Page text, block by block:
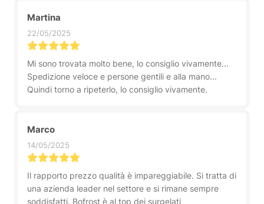
Martina
22/05/2025
Mi sono trovata molto bene, lo consiglio vivamente...
Spedizione veloce e persone gentili e alla mano...
Quindi torno a ripeterlo, lo consiglio vivamente.
Marco
14/05/2025
Il rapporto prezzo qualità è impareggiabile. Si tratta di
una azienda leader nel settore e si rimane sempre
soddisfatti. Bofrost è al top dei surgelati